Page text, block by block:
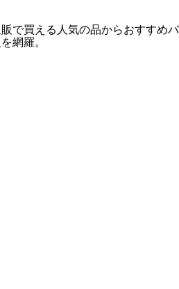
で買える人気の品からおすすめバ
網羅。